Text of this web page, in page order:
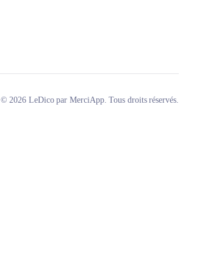
© 2026 LeDico par MerciApp. Tous droits réservés.